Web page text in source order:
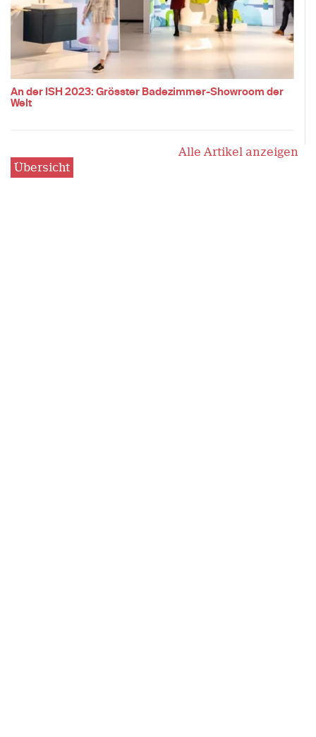
An der ISH 2023: Grösster Badezimmer-Showroom der
Welt
Alle Artikel anzeigen
Übersicht